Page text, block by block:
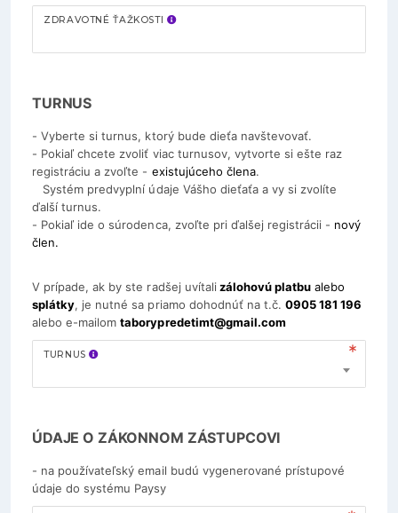
ZDRAVOTNÉ ŤAŽKOSTI
TURNUS
- Vyberte si turnus, ktorý bude dieťa navštevovať.
- Pokiaľ chcete zvoliť viac turnusov, vytvorte si ešte raz
registráciu a zvoľte - existujúceho člena.
Systém predvyplní údaje Vášho dieťaťa a vy si zvolíte
ďalší turnus.
- Pokiaľ ide o súrodenca, zvoľte pri ďalšej registrácii - nový
člen.
V prípade, ak by ste radšej uvítali zálohovú platbu alebo
splátky, je nutné sa priamo dohodnúť na t.č.0905 181 196
alebo e-mailomtaborypredetimt@gmail.com
TURNUS
ÚDAJE O ZÁKONNOM ZÁSTUPCOVI
- na používateľský email budú vygenerované prístupové
údaje do systému Paysy